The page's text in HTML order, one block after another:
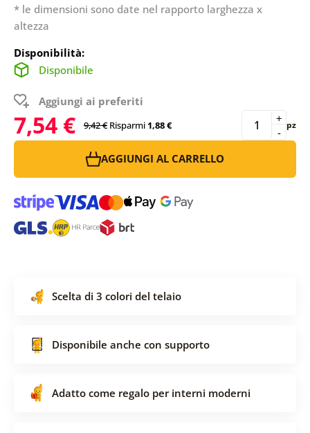
* le dimensioni sono date nel rapporto larghezza x
altezza
Disponibilità:
Disponibile
Aggiungi ai preferiti
7,54 € 9,42 € Risparmi1,88 € -
+ pz
AGGIUNGI AL CARRELLO
Scelta di 3 colori del telaio
Disponibile anche con supporto
Adatto come regalo per interni moderni